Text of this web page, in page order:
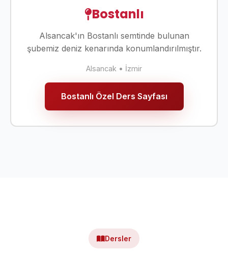
Bostanlı
Alsancak'ın Bostanlı semtinde bulunan
şubemiz deniz kenarında konumlandırılmıştır.
Alsancak • İzmir
Bostanlı Özel Ders Sayfası
Dersler